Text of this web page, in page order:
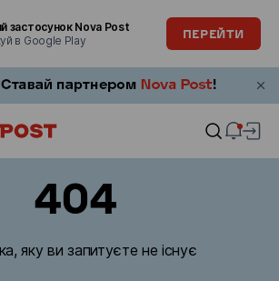
застосунок Nova Post
в Google Play
ПЕРЕЙТИ
404
яку ви запитуєте не існує